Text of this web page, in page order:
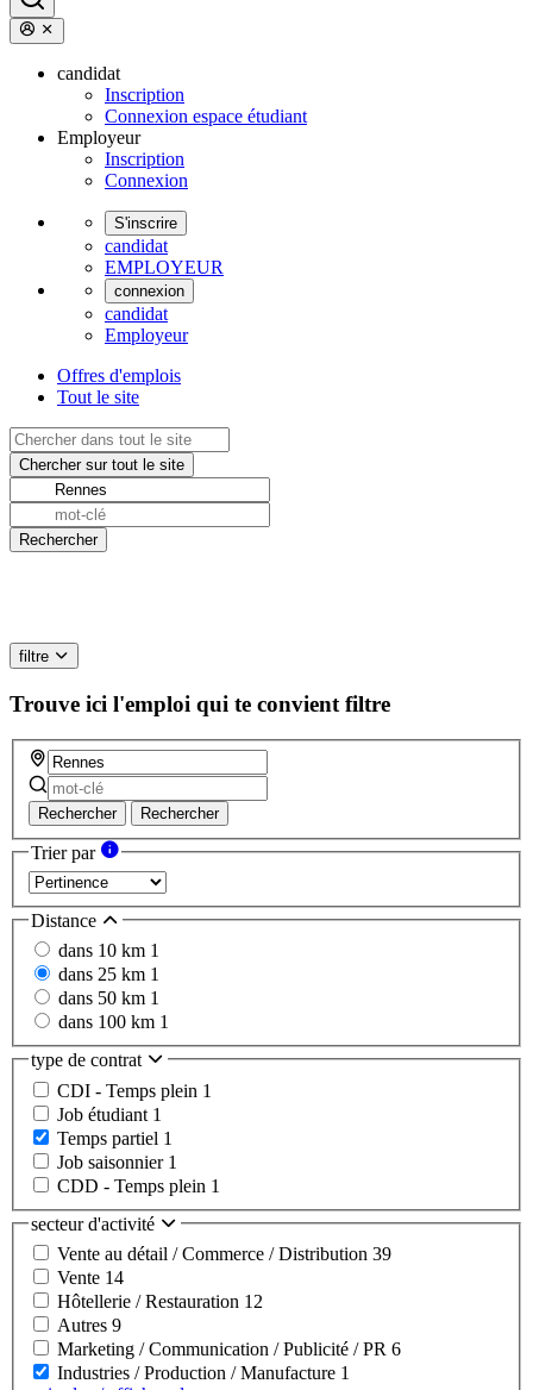
candidat
Inscription
Connexion espace étudiant
Employeur
Inscription
Connexion
S'inscrire
candidat
EMPLOYEUR
connexion
candidat
Employeur
Offres d'emplois
Tout le site
filtre
Trouve ici l'emploi qui te convient filtre
Rechercher Rechercher
Trier par
Distance
dans 10 km 1
dans 25 km 1
dans 50 km 1
dans 100 km 1
type de contrat
CDI - Temps plein 1
Job étudiant 1
Temps partiel 1
Job saisonnier 1
CDD - Temps plein 1
secteur d'activité
Vente au détail / Commerce / Distribution 39
Vente 14
Hôtellerie / Restauration 12
Autres 9
Marketing / Communication / Publicité / PR 6
Industries / Production / Manufacture 1